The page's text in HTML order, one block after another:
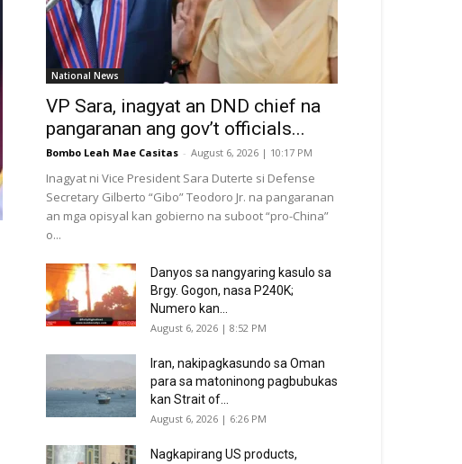
National News
VP Sara, inagyat an DND chief na
pangaranan ang gov’t officials...
Bombo Leah Mae Casitas - August 6, 2026 | 10:17 PM
Inagyat ni Vice President Sara Duterte si Defense
Secretary Gilberto “Gibo” Teodoro Jr. na pangaranan
an mga opisyal kan gobierno na suboot “pro-China”
o...
Danyos sa nangyaring kasulo sa
Brgy. Gogon, nasa P240K;
Numero kan...
August 6, 2026 | 8:52 PM
Iran, nakipagkasundo sa Oman
para sa matoninong pagbubukas
kan Strait of...
August 6, 2026 | 6:26 PM
Nagkapirang US products,